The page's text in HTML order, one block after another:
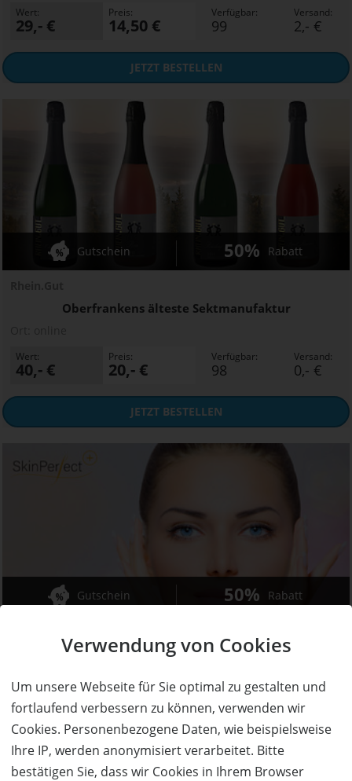
Verwendung von Cookies
Um unsere Webseite für Sie optimal zu gestalten und
fortlaufend verbessern zu können, verwenden wir
Cookies. Personenbezogene Daten, wie beispielsweise
Ihre IP, werden anonymisiert verarbeitet. Bitte
bestätigen Sie, dass wir Cookies in Ihrem Browser
Wert:
29,- €
Preis:
14,50 €
Verfügbar:
99
Versand:
2,- €
JETZTBESTELLEN
Oberfrankens älteste Sektmanufaktur
Gutschein 50% Rabatt
Wert:
40,- €
Preis:
20,- €
Verfügbar:
98
Versand:
0,- €
JETZTBESTELLEN
Kosmetikinstitut für strahlende Schönheit
Gutschein 50% Rabatt
Wert:
40,- € 20,- € 15
Versand:
2,- €
JETZTBESTELLEN